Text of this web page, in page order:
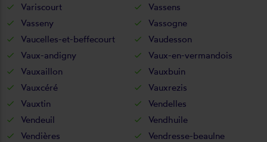
Variscourt
Vassens
Vasseny
Vassogne
Vaucelles-et-beffecourt
Vaudesson
Vaux-andigny
Vaux-en-vermandois
Vauxaillon
Vauxbuin
Vauxcéré
Vauxrezis
Vauxtin
Vendelles
Vendeuil
Vendhuile
Vendières
Vendresse-beaulne